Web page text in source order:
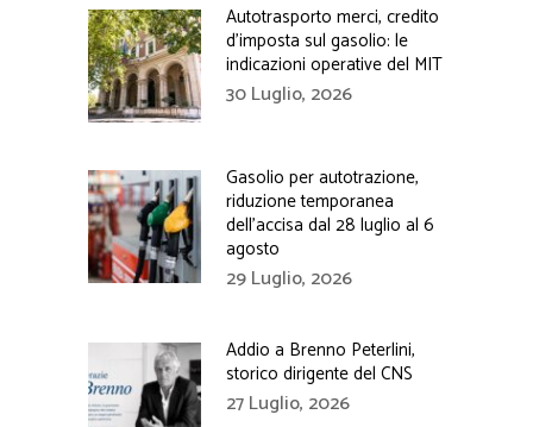
Autotrasporto merci, credito
d’imposta sul gasolio: le
indicazioni operative del MIT
30 Luglio, 2026
Gasolio per autotrazione,
riduzione temporanea
dell’accisa dal 28 luglio al 6
agosto
29 Luglio, 2026
Addio a Brenno Peterlini,
storico dirigente del CNS
27 Luglio, 2026